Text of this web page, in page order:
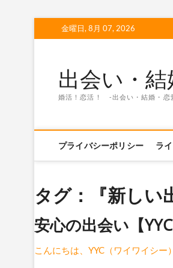
to
金曜日, 8月 07, 2026
出会い・
婚活！恋活！ -出会い・結婚・恋
プライバシーポリシー ラ
タグ：『新し
安心の出会い【
こんにちは、YYC（ワイワイシ